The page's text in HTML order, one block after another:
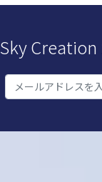
Sky